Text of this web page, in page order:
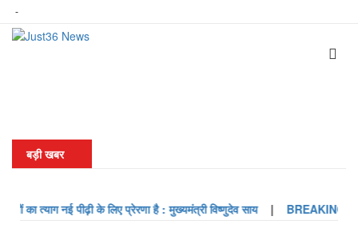
-
Next
बड़ी खबर
नई पीढ़ी के लिए प्रेरणा है : मुख्यमंत्री विष्णुदेव साय|BREAKING : बंगाल का